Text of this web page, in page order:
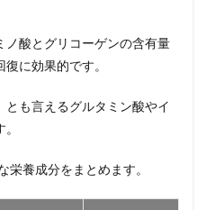
ノ酸とグリコーゲンの含有量
に効果的です。
も言えるグルタミン酸やイ
栄養成分をまとめます。